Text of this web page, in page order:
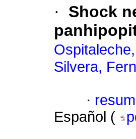
·
Shock
Silvera,
·
Español (